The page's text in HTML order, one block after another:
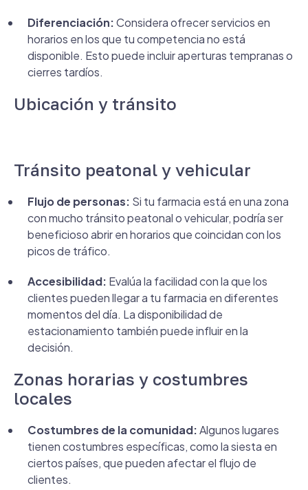
Diferenciación:Considera ofrecer servicios en
horarios en los que tu competencia no está
disponible. Esto puede incluir aperturas tempranas o
cierres tardíos.
Ubicación y tránsito
Tránsito peatonal y vehicular
Flujo de personas: Si tu farmacia está en una zona
con mucho tránsito peatonal o vehicular, podría ser
beneficioso abrir en horarios que coincidan con los
picos de tráfico.
Accesibilidad: Evalúa la facilidad con la que los
clientes pueden llegar a tu farmacia en diferentes
momentos del día. La disponibilidad de
estacionamiento también puede influir en la
decisión.
Zonas horarias y costumbres
locales
Costumbres de la comunidad:Algunos lugares
tienen costumbres específicas, como la siesta en
ciertos países, que pueden afectar el flujo de
clientes.